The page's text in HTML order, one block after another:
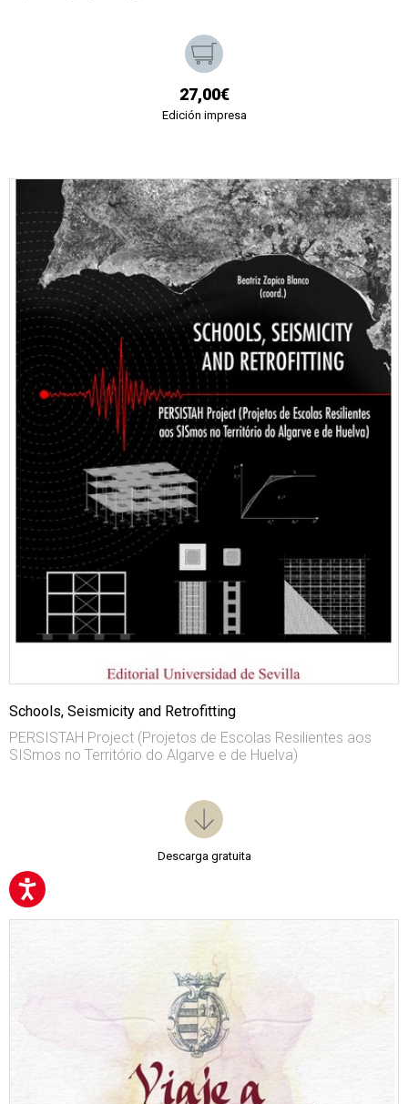
27,00€
Edición impresa
Schools, Seismicity and Retrofitting
PERSISTAH Project (Projetos de Escolas Resilientes aos
SISmos no Território do Algarve e de Huelva)
Descarga gratuita